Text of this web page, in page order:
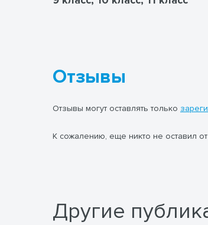
Отзывы
Отзывы могут оставлять только
К сожалению, еще никто не оставил
Другие